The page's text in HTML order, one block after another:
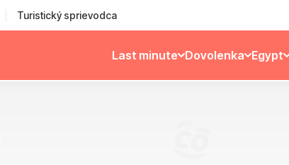
Turistický sprievodca
Last minute Dovolenka Egypt